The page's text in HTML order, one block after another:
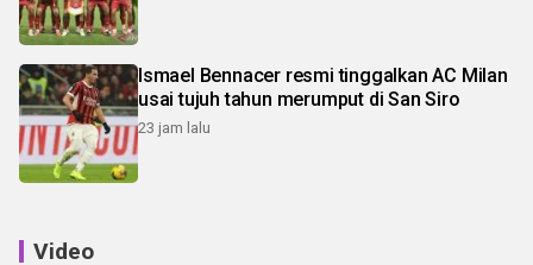
Ismael Bennacer resmi tinggalkan AC Milan
usai tujuh tahun merumput di San Siro
23 jam lalu
Video